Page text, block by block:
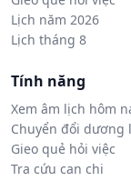
Lịch năm 2026
Lịch tháng 8
Tính năng
Xem âm lịch hôm
Chuyển đổi dương
Gieo quẻ hỏi việc
Tra cứu can chi